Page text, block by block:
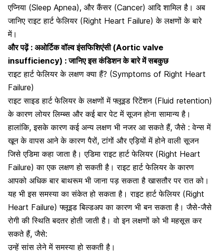
एप्निया (Sleep Apnea), और कैंसर (Cancer) आदि शामिल है। अब
जानिए राइट हार्ट फेलियर (Right Heart Failure) के लक्षणों के बारे
में।
और पढ़ें : अओर्टिक वॉल्व इंसफिशिएंसी (Aortic valve
insufficiency) : जानिए इस कंडिशन के बारे में सबकुछ
राइट हार्ट फेलियर के लक्षण क्या हैं? (Symptoms of Right Heart
Failure)
राइट साइड हार्ट फेलियर के लक्षणों में फ्लूइड रिटेंशन (Fluid retention)
के कारण लोयर लिम्ब्स और कई बार पेट में सूजन होना सामान्य है।
हालांकि, इसके कारण कई अन्य लक्षण भी नजर आ सकते हैं, जैसे : वेन्स में
खून के वापस आने के कारण पैरों, टांगों औरएड़ियों में होने वाली सूजन
जिसे एडिमा कहा जाता है। एडिमा राइट हार्ट फेलियर (Right Heart
Failure) का एक लक्षण हो सकती है। राइट हार्ट फेलियर के कारण
आपको अधिक बार बाथरूम भी जाना पड़ सकता है खासतौर पर रात को।
यह भी इस समस्या का संकेत हो सकता है। राइट हार्ट फेलियर (Right
Heart Failure) फ्लूइड बिल्डअप का कारण भी बन सकता है। जैसे-जैसे
रोगी की स्थिति बदतर होती जाती है। वो इन लक्षणों को भी महसूस कर
सकते हैं, जैसे:
उन्हें सांस लेने में समस्या हो सकती है।